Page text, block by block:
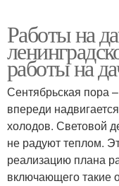
Работы на
работы на
Сентябрьская пора
впереди
холодов. Световой
не радуют теплом.
реализацию плана
включающего такие